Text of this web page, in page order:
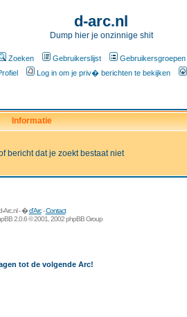
d-arc.nl
Dump hier je onzinnige shit
Zoeken Gebruikerslijst Gebruikersgroepen
Log in om je priv� berichten te bekijken
Informatie
bericht dat je zoekt bestaat niet
Arc.nl - �d'Arc-Contact
2.0.6 © 2001, 2002 phpBB Group
tot de volgende Arc!